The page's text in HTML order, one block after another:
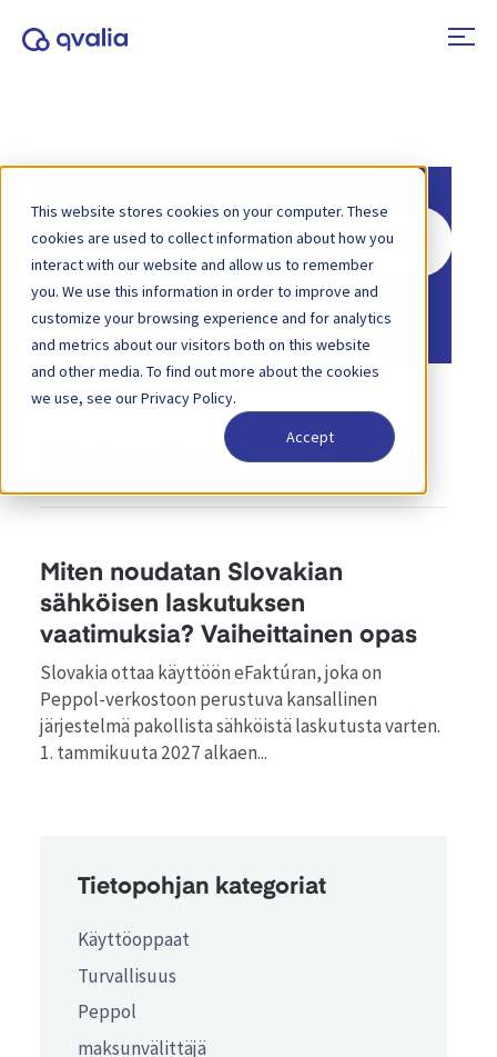
This website stores cookies on your computer. These
cookies are used to collect information about how you
interact with our website and allow us to remember
you. We use this information in order to improve and
customize your browsing experience and for analytics
and metrics about our visitors both on this website
and other media. To find out more about the cookies
we use, see our Privacy Policy.
Accept
Hae
Etusivu Tietopankki
Digitaalinen postimies
Miten noudatan Slovakian
sähköisen laskutuksen
vaatimuksia? Vaiheittainen opas
Slovakia ottaa käyttöön eFaktúran, joka on
Peppol-verkostoon perustuva kansallinen
järjestelmä pakollista sähköistä laskutusta varten.
1. tammikuuta 2027 alkaen...
Tietopohjan kategoriat
Käyttöoppaat
Turvallisuus
Peppol
maksunvälittäjä